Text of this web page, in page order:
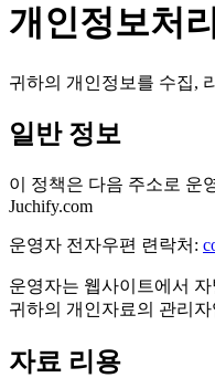
개인정보처
귀하의 개인정보를 수집,
일반 정보
이 정책은 다음 주소로 운
Juchify.com
운영자 전자우편 련락처:
운영자는 웹사이트에서
귀하의 개인자료의 관리자
자료 리용